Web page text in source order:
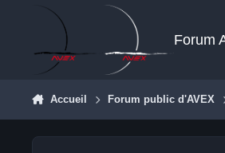
Aller au contenu
Forum
Accueil Forum public d'AVEX